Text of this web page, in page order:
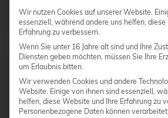
Speicherplatz und Zeit.
sind effizienter, da nur
werden. Eine bewährte
wöchentliches Vollbackup mit
inkrementellen Backups.
können stündliche oder sogar
Backups rechtfertigen.
Wir nutzen Cookies auf unserer Website.
essenziell, während andere uns helfen, diese
Erfahrung zu verbessern.
Wenn Sie unter 16 Jahre alt sind und Ihre
Diensten geben möchten, müssen Sie Ihre
um Erlaubnis bitten.
Wir verwenden Cookies und andere
Website. Einige von ihnen sind essenziell,
helfen, diese Website und Ihre Erfahrung zu
Personenbezogene Daten können